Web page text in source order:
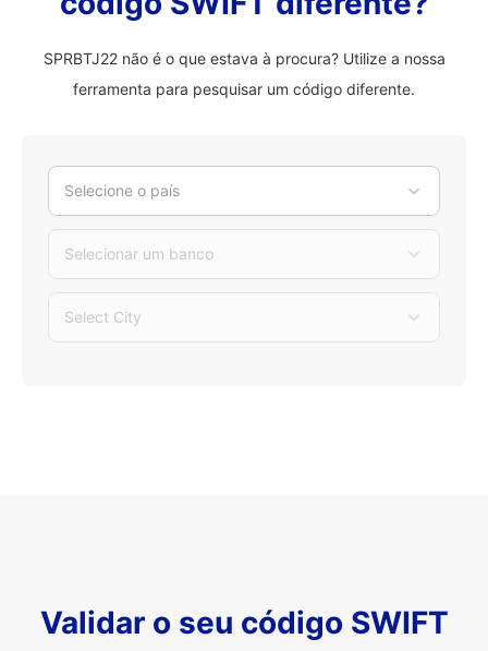
SPRBTJ22 não é o que estava à procura? Utilize a nossa
ferramenta para pesquisar um código diferente.
Selecione o país
Selecionar um banco
Select City
Validar o seu código SWIFT